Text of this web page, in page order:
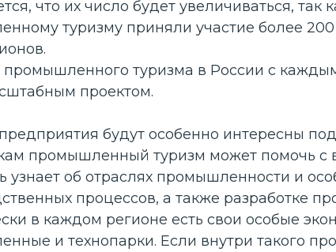
что их число будет увеличиваться, так
туризму приняли участие более
промышленного туризма в России с
проектом.
будут особенно интересны
промышленный туризм может помочь с
узнает об отраслях промышленности и
процессов, а также разработке
в каждом регионе есть свои особые
и технопарки. Если внутри такого